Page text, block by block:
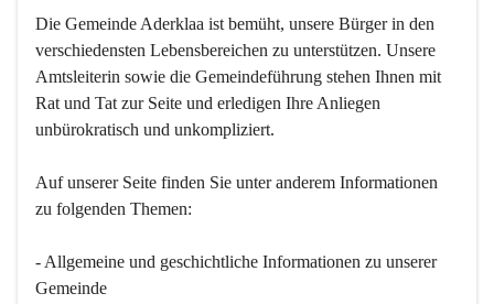
Die Gemeinde Aderklaa ist bemüht, unsere Bürger in den
verschiedensten Lebensbereichen zu unterstützen. Unsere
Amtsleiterin sowie die Gemeindeführung stehen Ihnen mit
Rat und Tat zur Seite und erledigen Ihre Anliegen
unbürokratisch und unkompliziert.
Auf unserer Seite finden Sie un­ter an­de­rem Informationen
zu folgenden Themen:
- Allgemeine und geschichtliche Informationen zu unserer
Gemeinde